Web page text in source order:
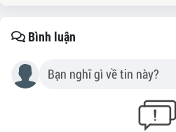
Bình luận